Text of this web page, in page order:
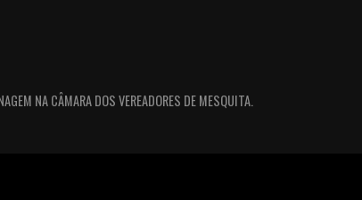
NA CÂMARA DOS VEREADORES DE MESQUITA.